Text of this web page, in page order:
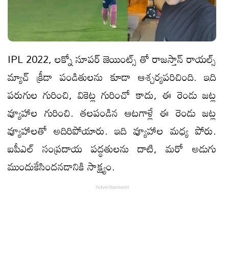
IPL 2022, లక్నో సూపర్‌ జెయింట్స్ తో రాజస్తాన్‌ రాయల్స్
మ్యాచ్ క్రీడా పండితుల‌ను కూడా ఆశ్చ‌ర్య‌ప‌రిచింది. ఇది
ప‌రుగుల గురించి, వికెట్ల గురించో కాదు, ఈ రెండు జ‌ట్ల
వ్యూహాల గురించి. త‌ల‌పండిన ఆట‌గాళ్లే ఈ రెండు జ‌ట్ల
వ్యూహాల‌తో అదిరిపోయారు. ఇది వ్యూహాల మ‌ధ్య పోరు.
ఐపీఎల్ సంప్ర‌దాయ ప‌ద్ధ‌తుల‌ను దాటి, మ‌రో అడుగు
ముందుకేసింద‌న‌డానికి సాక్ష్యం.